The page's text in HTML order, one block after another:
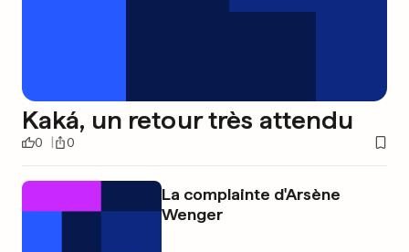
Kaká, un retour très attendu
0 0
La complainte d'Arsène
Wenger